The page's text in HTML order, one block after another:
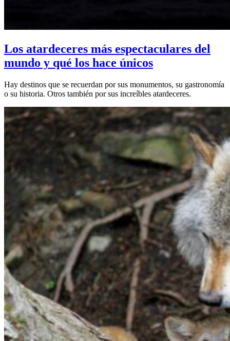
Los atardeceres más espectaculares del
mundo y qué los hace únicos
Hay destinos que se recuerdan por sus monumentos, su gastronomía
o su historia. Otros también por sus increíbles atardeceres.